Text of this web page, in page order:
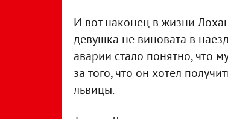
И вот наконец в жизни
девушка не виновата в
аварии стало понятно, что
за того, что он хотел
львицы.